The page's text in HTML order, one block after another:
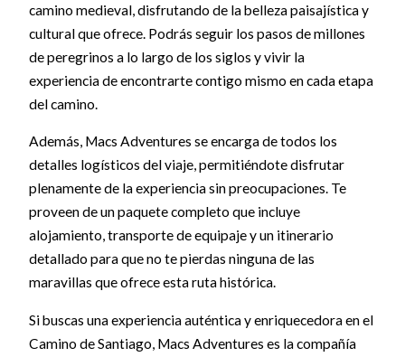
camino medieval, disfrutando de la belleza paisajística y
cultural que ofrece. Podrás seguir los pasos de millones
de peregrinos a lo largo de los siglos y vivir la
experiencia de encontrarte contigo mismo en cada etapa
del camino.
Además, Macs Adventures se encarga de todos los
detalles logísticos del viaje, permitiéndote disfrutar
plenamente de la experiencia sin preocupaciones. Te
proveen de un paquete completo que incluye
alojamiento, transporte de equipaje y un itinerario
detallado para que no te pierdas ninguna de las
maravillas que ofrece esta ruta histórica.
Si buscas una experiencia auténtica y enriquecedora en el
Camino de Santiago, Macs Adventures es la compañía